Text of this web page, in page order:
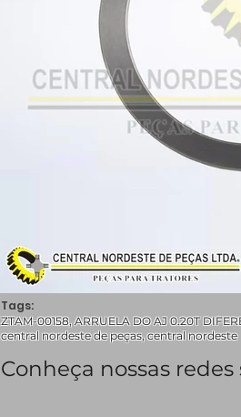
ZTAM-00158, ARRUELA DO AJ 0.20T
central nordeste de peças, central nordeste
Conheça nossas redes
Tags: